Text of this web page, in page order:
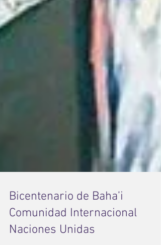
Bicentenario de Baha’i
Comunidad Internacional